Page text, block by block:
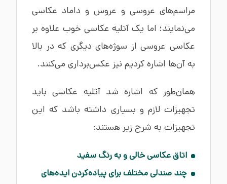
مراسم‌های عروسی و عروس و داماد عکاسی
می‌نمایند؛ اما یک آتلیه عکاسی خوب علاوه بر
عکاسی عروسی از سوژه‌های دیگری که در بالا
به آن‌ها اشاره کردیم نیز عکس‌برداری می‌کنند.
همان‌طور که اشاره شد آتلیه عکاسی باید
تجهیزات لازم و بسیاری داشته باشد که این
تجهیزات به شرح زیر هستند:
اتاق عکاسی خالی و به رنگ سفید
چند صندلی مختلف برای پیاده‌کردن ایده‌های